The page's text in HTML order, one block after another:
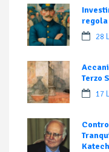
regola
28
Terzo
17